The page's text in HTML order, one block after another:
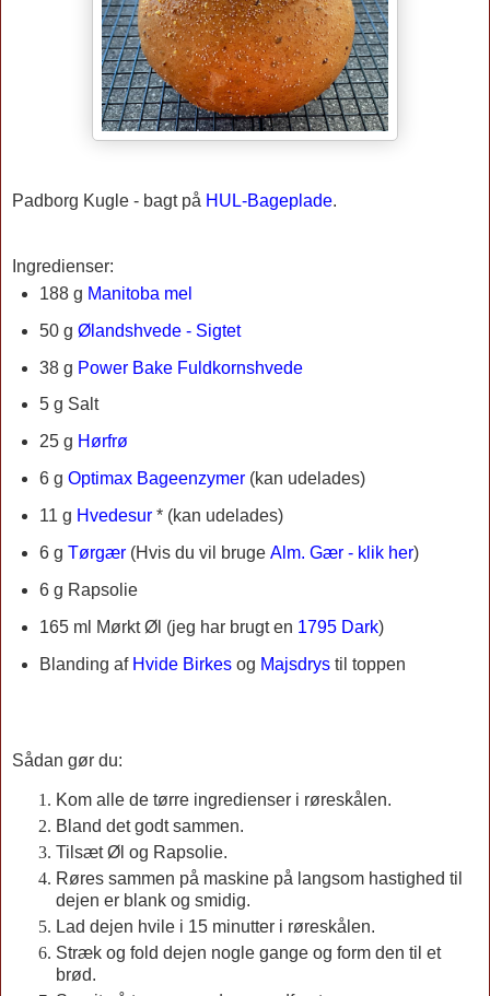
Padborg Kugle - bagt på HUL-Bageplade.
Ingredienser:
188 g Manitoba mel
50 g Ølandshvede - Sigtet
38 g Power Bake Fuldkornshvede
5 g Salt
25 g Hørfrø
6 g Optimax Bageenzymer(kan udelades)
11 g Hvedesur* (kan udelades)
6 g Tørgær (Hvis du vil bruge Alm. Gær - klik her)
6 g Rapsolie
165 ml Mørkt Øl (jeg har brugt en 1795 Dark)
Blanding af Hvide Birkesog Majsdrystil toppen
Sådan gør du:
Kom alle de tørre ingredienser i røreskålen.
Bland det godt sammen.
Tilsæt Øl og Rapsolie.
Røres sammen på maskine på langsom hastighed til
dejen er blank og smidig.
Lad dejen hvile i 15 minutter i røreskålen.
Stræk og fold dejen nogle gange og form den til et
brød.